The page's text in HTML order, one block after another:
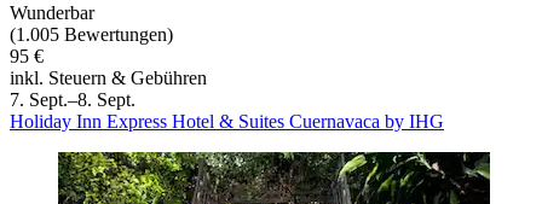
Wunderbar
(1.005 Bewertungen)
95 €
inkl. Steuern & Gebühren
7. Sept.–8. Sept.
Holiday Inn Express Hotel & Suites Cuernavaca by IHG